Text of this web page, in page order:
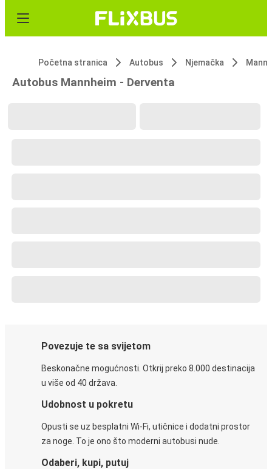
Početna stranica Autobus Njemačka
Autobus Mannheim - Derventa
Povezuje te sa svijetom
Beskonačne mogućnosti. Otkrij preko 8.000 destinacija
u više od 40 država.
Udobnost u pokretu
Opusti se uz besplatni Wi-Fi, utičnice i dodatni prostor
za noge. To je ono što moderni autobusi nude.
Odaberi, kupi, putuj